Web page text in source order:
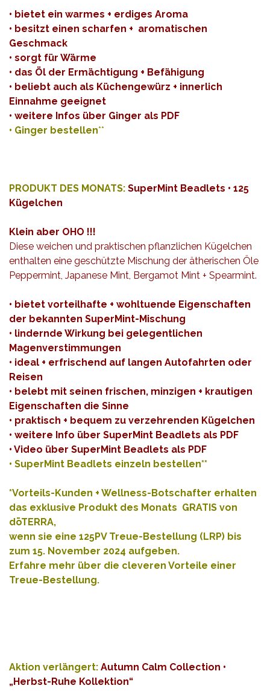
• bietet ein warmes + erdiges Aroma
• besitzt einen scharfen + aromatischen
Geschmack
• sorgt für Wärme
• das Öl der Ermächtigung + Befähigung
• beliebt auch als Küchengewürz + innerlich
Einnahme geeignet
• weitere Infos über Ginger als PDF
• Ginger bestellen**
PRODUKT DES MONATS: SuperMint Beadlets • 125
Kügelchen
Klein aber OHO !!!
Diese weichen und praktischen pflanzlichen Kügelchen
enthalten eine geschützte Mischung der ätherischen Öle
Peppermint, Japanese Mint, Bergamot Mint + Spearmint.
• bietet vorteilhafte + wohltuende Eigenschaften
der bekannten SuperMint-Mischung
• lindernde Wirkung bei gelegentlichen
Magenverstimmungen
• ideal + erfrischend auf langen Autofahrten oder
Reisen
• belebt mit seinen frischen, minzigen + krautigen
Eigenschaften die Sinne
• praktisch + bequem zu verzehrenden Kügelchen
• weitere Info über SuperMint Beadlets als PDF
• Video über SuperMint Beadlets als PDF
• SuperMint Beadlets einzeln bestellen**
*Vorteils-Kunden + Wellness-Botschafter erhalten
das exklusive Produkt des Monats GRATIS von
dōTERRA,
wenn sie eine 125PV Treue-Bestellung (LRP) bis
zum 15. November 2024 aufgeben.
Erfahre mehr über die cleveren Vorteile einer
Treue-Bestellung.
Aktion verlängert: Autumn Calm Collection •
„Herbst-Ruhe Kollektion“